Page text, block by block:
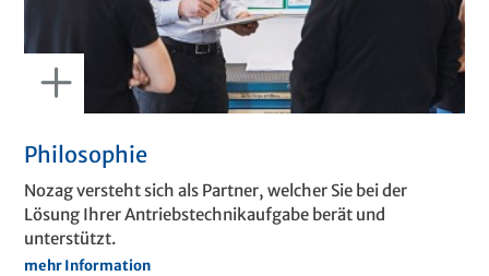
Philosophie
Nozag versteht sich als Partner, welcher Sie bei der
Lösung Ihrer Antriebstechnikaufgabe berät und
unterstützt.
mehr Information